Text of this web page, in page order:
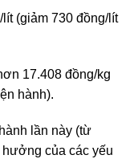
(giảm 730 đồng/lít
17.408 đồng/kg
hành).
lần này (từ
hưởng của các yếu